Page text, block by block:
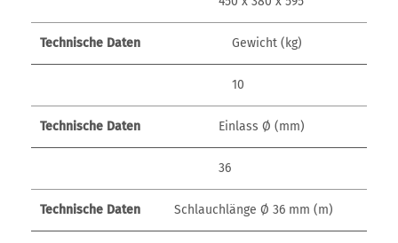
Technische Daten Gewicht (kg)
10
Technische Daten Einlass Ø (mm)
36
Technische Daten Schlauchlänge Ø 36 mm (m)